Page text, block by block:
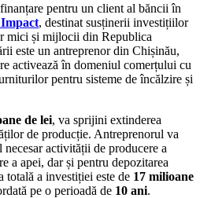
pentru un client al băncii în
, destinat susținerii investițiilor
mici și mijlocii din Republica
este un antreprenor din Chișinău,
activează în domeniul comerțului cu
pentru sisteme de încălzire și
de lei, va sprijini extinderea
de producție. Antreprenorul va
activității de producere a
a apei, dar și pentru depozitarea
totală a investiției este de 17 milioane
pe o perioadă de 10 ani.